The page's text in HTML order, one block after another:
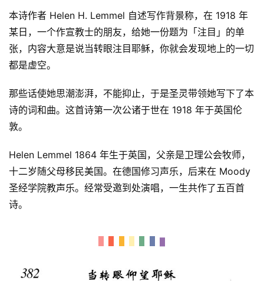
本诗作者 Helen H. Lemmel 自述写作背景称，在 1918 年
某日，一个作宣教士的朋友，给她一份题为「注目」的单
张，内容大意是说当转眼注目耶稣，你就会发现地上的一切
都是虚空。
那些话使她思潮澎湃，不能抑止，于是圣灵带领她写下了本
诗的词和曲。这首诗第一次公诸于世在 1918 年于英国伦
敦。
Helen Lemmel 1864 年生于英国，父亲是卫理公会牧师，
十二岁随父母移民美国。在德国修习声乐，后来在 Moody
圣经学院教声乐。经常受邀到处演唱，一生共作了五百首
诗。